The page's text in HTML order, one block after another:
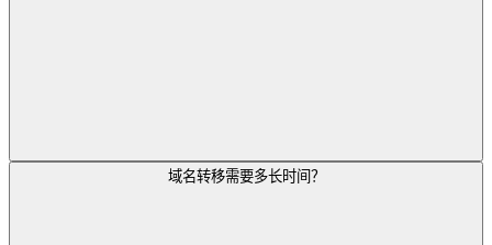
域名转移需要多长时间？